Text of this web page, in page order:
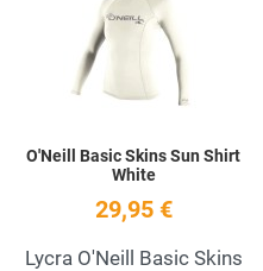
O'Neill Basic Skins Sun Shirt
White
29,95 €
Lycra O'Neill Basic Skins